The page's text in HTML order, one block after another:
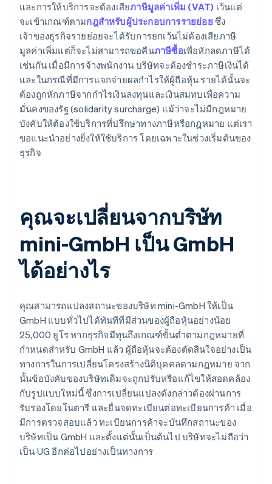
และการให้บริการจะต้องเสียภาษีมูลค่าเพิ่ม (VAT) เว้นแต่
จะเข้าเกณฑ์ตามกฎสำหรับผู้ประกอบการรายย่อย ซึ่ง
เจ้าของธุรกิจรายย่อยจะได้รับการยกเว้นไม่ต้องเสียภาษี
มูลค่าเพิ่มแต่ก็จะไม่สามารถขอคืนภาษีซื้อเพื่อหักลดภาษีได้
เช่นกัน เมื่อมีการจ้างพนักงาน บริษัทจะต้องชำระภาษีเงินได้
และในกรณีที่มีการแจกจ่ายผลกำไรให้ผู้ถือหุ้น รายได้นั้นจะ
ต้องถูกหักภาษีจากกำไรเงินลงทุนและเงินสมทบเพื่อความ
มั่นคงของรัฐ (solidarity surcharge) แม้ว่าจะไม่มีกฎหมาย
บังคับให้ต้องใช้บริการที่ปรึกษาทางภาษีหรือกฎหมาย แต่เรา
ขอแนะนำอย่างยิ่งให้ใช้บริการ โดยเฉพาะในช่วงเริ่มต้นของ
ธุรกิจ
คุณจะเปลี่ยนจากบริษัท
mini-GmbH เป็น GmbH
ได้อย่างไร
คุณสามารถแปลงสถานะของบริษัท mini-GmbH ให้เป็น
GmbH แบบทั่วไปได้ทันทีที่มีส่วนของผู้ถือหุ้นอย่างน้อย
25,000 ยูโร หากธุรกิจมีทุนถึงเกณฑ์ขั้นต่ำตามกฎหมายที่
กำหนดสำหรับ GmbH แล้ว ผู้ถือหุ้นจะต้องตัดสินใจอย่างเป็น
ทางการในการเปลี่ยนโครงสร้างนิติบุคคลตามกฎหมาย จาก
นั้นข้อบังคับของบริษัทเดิมจะถูกปรับหรือแก้ไขให้สอดคล้อง
กับรูปแบบใหม่นี้ ซึ่งการเปลี่ยนแปลงดังกล่าวต้องผ่านการ
รับรองโดยโนตารี และยื่นจดทะเบียนต่อทะเบียนการค้า เมื่อ
มีการตรวจสอบแล้ว ทะเบียนการค้าจะบันทึกสถานะของ
บริษัทเป็น GmbH และตั้งแต่นั้นเป็นต้นไป บริษัทจะไม่ถือว่า
เป็น UG อีกต่อไปอย่างเป็นทางการ